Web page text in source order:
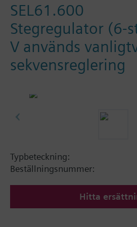
SEL61.600
Stegregulator (6-
V används
sekvensreglering
Typbeteckning:
Beställningsnummer:
Hitta